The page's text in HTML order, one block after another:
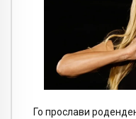
Го прослави